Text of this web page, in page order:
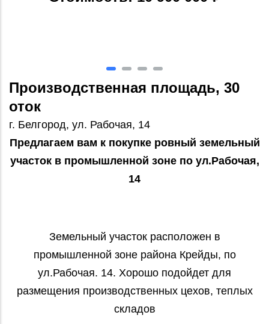
Производственная площадь, 30
оток
г. Белгород, ул. Рабочая, 14
Предлагаем вам к покупке ровный земельный
участок в промышленной зоне по ул.Рабочая,
14
Земельный участок расположен в
промышленной зоне района Крейды, по
ул.Рабочая. 14. Хорошо подойдет для
размещения производственных цехов, теплых
складов